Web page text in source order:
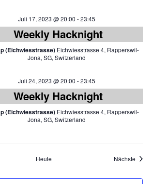
Juli 17, 2023 @ 20:00 -23:45
Weekly Hacknight
(Eichwiesstrasse) Eichwiesstrasse 4, Rapperswil-
Jona, SG, Switzerland
Juli 24, 2023 @ 20:00 -23:45
Weekly Hacknight
(Eichwiesstrasse) Eichwiesstrasse 4, Rapperswil-
Jona, SG, Switzerland
Heute Nächste